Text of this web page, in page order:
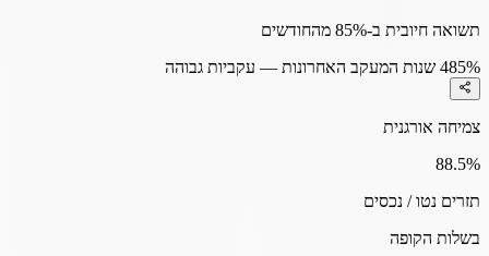
תשואה חיובית ב-85% מהחודשים
85%4 שנות המעקב האחרונות — עקביות גבוהה
צמיחה אורגנית
88.5%
תזרים נטו / נכסים
בשלות הקופה